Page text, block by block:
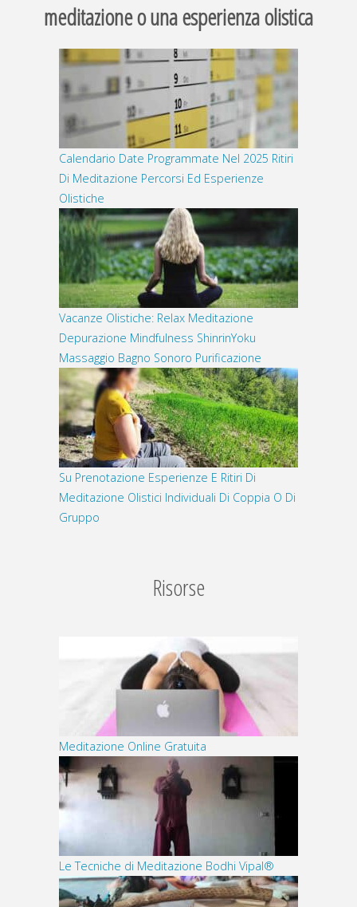
meditazione o una esperienza olistica
Calendario Date Programmate Nel 2025 Ritiri
Di Meditazione Percorsi Ed Esperienze
Olistiche
Vacanze Olistiche: Relax Meditazione
Depurazione Mindfulness ShinrinYoku
Massaggio Bagno Sonoro Purificazione
Su Prenotazione Esperienze E Ritiri Di
Meditazione Olistici Individuali Di Coppia O Di
Gruppo
Risorse
Meditazione Online Gratuita
Le Tecniche di Meditazione Bodhi Vipal®